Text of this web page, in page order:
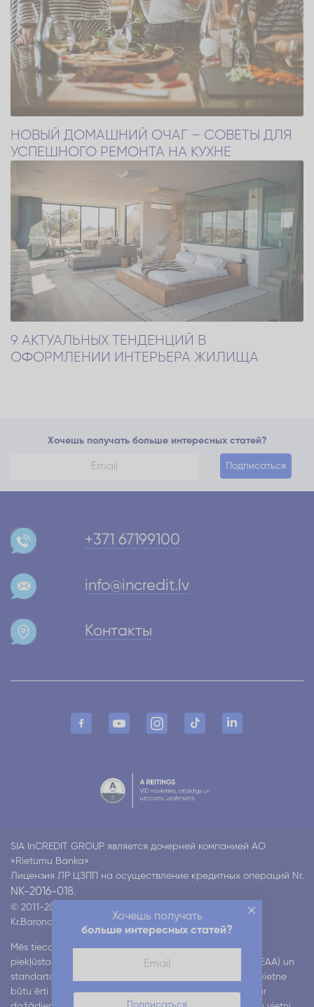
НОВЫЙ ДОМАШНИЙ ОЧАГ – СОВЕТЫ ДЛЯ
УСПЕШНОГО РЕМОНТА НА КУХНЕ
9 АКТУАЛЬНЫХ ТЕНДЕНЦИЙ В
ОФОРМЛЕНИИ ИНТЕРЬЕРА ЖИЛИЩА
Хочешь получать
больше интересных статей?
Подписаться
Хочешь получать больше интересных статей?
Подписаться
+371 67199100
info@incredit.lv
Контакты
SIA InCREDIT GROUP является дочерней компанией АО
«Rietumu Banka»
Лицензия ЛР ЦЗПП на осуществление кредитных операций Nr.
NK-2016-018.
© 2011-2026 Incredit
Kr.Barona 130 k4, Rīga LV-1012
Все права защищены
Mēs tiecamies nodrošināt mūsu digitālo pakalpojumu
piekļūstamību atbilstoši Eiropas piekļūstamības aktam (EAA) un
standartam EN 301 549. Mēs strādājam pie tā, lai mūsu vietne
būtu ērti lietojama visiem lietotājiem, tostarp cilvēkiem ar